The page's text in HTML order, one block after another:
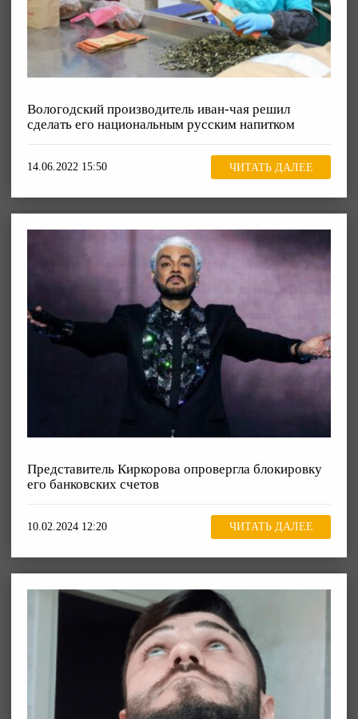
Вологодский производитель иван-чая решил
сделать его национальным русским напитком
14.06.2022 15:50 ЧИТАТЬ ДАЛЕЕ
Представитель Киркорова опровергла блокировку
его банковских счетов
10.02.2024 12:20 ЧИТАТЬ ДАЛЕЕ